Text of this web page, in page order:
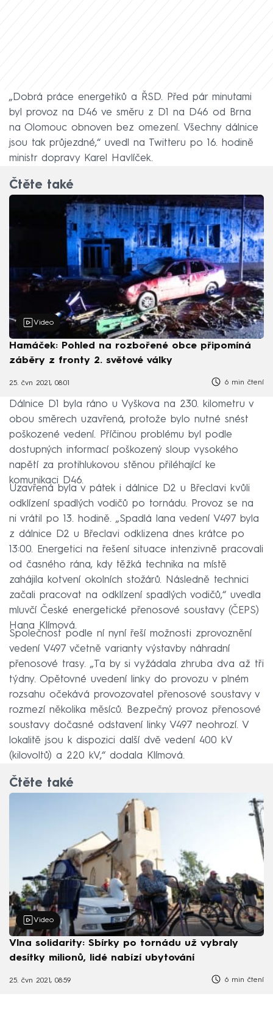
„Dobrá práce energetiků a ŘSD. Před pár minutami
byl provoz na D46 ve směru z D1 na D46 od Brna
na Olomouc obnoven bez omezení. Všechny dálnice
jsou tak průjezdné,“ uvedl na Twitteru po 16. hodině
ministr dopravy Karel Havlíček.
Čtěte také
Video
Hamáček: Pohled na rozbořené obce připomíná
záběry z fronty 2. světové války
25. čvn 2021, 08:01 6 min čtení
Dálnice D1 byla ráno u Vyškova na 230. kilometru v
obou směrech uzavřená, protože bylo nutné snést
poškozené vedení. Příčinou problému byl podle
dostupných informací poškozený sloup vysokého
napětí za protihlukovou stěnou přiléhající ke
komunikaci D46.
Uzavřená byla v pátek i dálnice D2 u Břeclavi kvůli
odklízení spadlých vodičů po tornádu. Provoz se na
ni vrátil po 13. hodině. „Spadlá lana vedení V497 byla
z dálnice D2 u Břeclavi odklizena dnes krátce po
13:00. Energetici na řešení situace intenzivně pracovali
od časného rána, kdy těžká technika na místě
zahájila kotvení okolních stožárů. Následně technici
začali pracovat na odklízení spadlých vodičů,“ uvedla
mluvčí České energetické přenosové soustavy (ČEPS)
Hana Klímová.
Společnost podle ní nyní řeší možnosti zprovoznění
vedení V497 včetně varianty výstavby náhradní
přenosové trasy. „Ta by si vyžádala zhruba dva až tři
týdny. Opětovné uvedení linky do provozu v plném
rozsahu očekává provozovatel přenosové soustavy v
rozmezí několika měsíců. Bezpečný provoz přenosové
soustavy dočasné odstavení linky V497 neohrozí. V
lokalitě jsou k dispozici další dvě vedení 400 kV
(kilovoltů) a 220 kV,“ dodala Klímová.
Čtěte také
Video
Vlna solidarity: Sbírky po tornádu už vybraly
desítky milionů, lidé nabízí ubytování
25. čvn 2021, 08:59 6 min čtení